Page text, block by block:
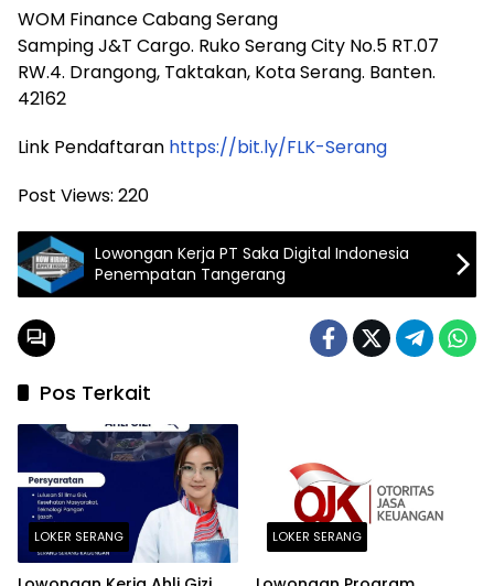
WOM Finance Cabang Serang
Samping J&T Cargo. Ruko Serang City No.5 RT.07
RW.4. Drangong, Taktakan, Kota Serang. Banten.
42162
Link Pendaftaran https://bit.ly/FLK-Serang
Post Views: 220
Lowongan Kerja PT Saka Digital Indonesia
Penempatan Tangerang
Pos Terkait
LOKER SERANG LOKER SERANG